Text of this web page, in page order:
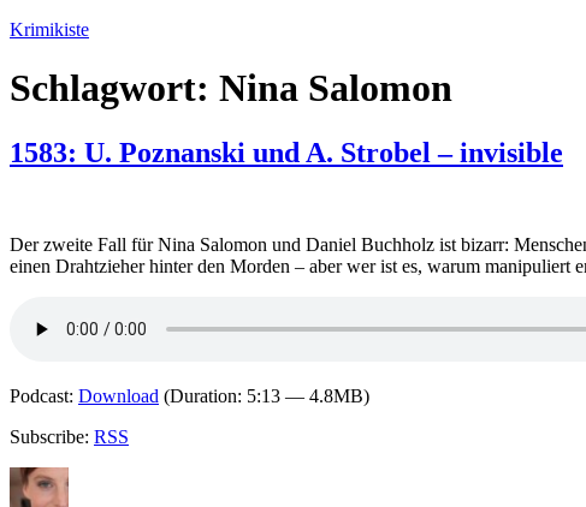
Zum
springen
Krimikiste
Schlagwort: Nina Salomon
1583: U. Poznanski und A. Strobel – invisible
Der zweite Fall für Nina Salomon und Daniel Buchholz ist bizarr:
einen Drahtzieher hinter den Morden – aber wer ist es, warum manipuliert
Podcast: Download (Duration: 5:13 — 4.8MB)
Subscribe: RSS
Autor